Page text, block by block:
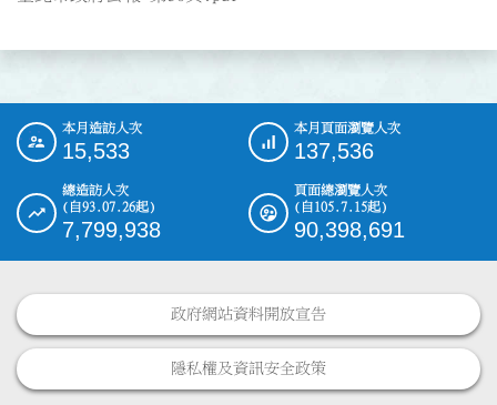
::: 本月造訪人次
15,533
本月頁面瀏覽人次
137,536
總造訪人次
(自93.07.26起)
7,799,938
頁面總瀏覽人次
(自105.7.15起)
90,398,691
政府網站資料開放宣告
隱私權及資訊安全政策